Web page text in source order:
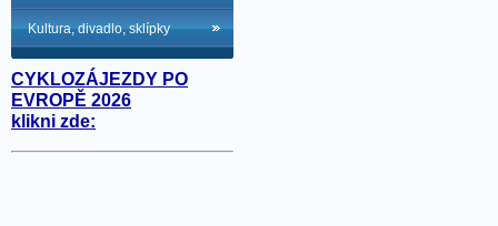
Kultura, divadlo, sklípky
CYKLOZÁJEZDY PO
EVROPĚ 2026
klikni zde: